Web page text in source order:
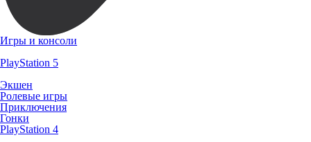
Игры и консоли
PlayStation 5
Экшен
Ролевые игры
Приключения
Гонки
PlayStation 4